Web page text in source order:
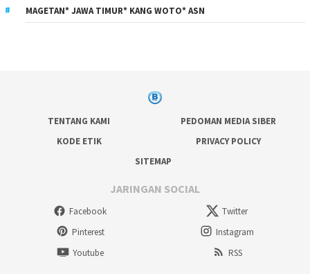
MAGETAN* JAWA TIMUR* KANG WOTO* ASN
TENTANG KAMI
PEDOMAN MEDIA SIBER
KODE ETIK
PRIVACY POLICY
SITEMAP
JARINGAN SOCIAL
Facebook
Twitter
Pinterest
Instagram
Youtube
RSS